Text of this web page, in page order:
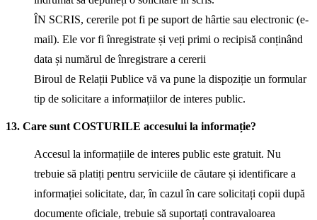
ÎN SCRIS, cererile pot fi pe suport de hârtie sau electronic (e-
mail). Ele vor fi înregistrate și veți primi o recipisă conținând
data și numărul de înregistrare a cererii
Biroul de Relații Publice vă va pune la dispoziție un formular
tip de solicitare a informațiilor de interes public.
13. Care sunt COSTURILE accesului la informație?
Accesul la informațiile de interes public este gratuit. Nu
trebuie să platiți pentru serviciile de căutare și identificare a
informației solicitate, dar, în cazul în care solicitați copii după
documente oficiale, trebuie să suportați contravaloarea